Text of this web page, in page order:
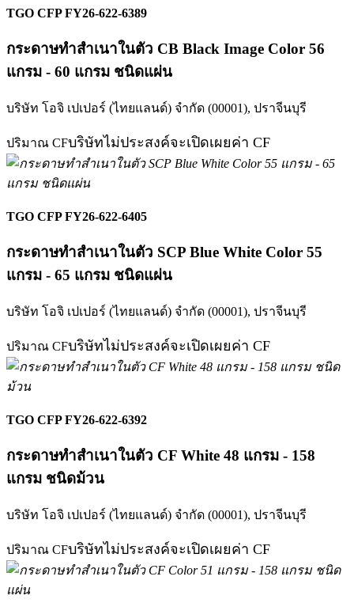
TGO CFP FY26-622-6389
กระดาษทำสำเนาในตัว CB Black Image Color 56
แกรม - 60 แกรม ชนิดแผ่น
บริษัท โอจิ เปเปอร์ (ไทยแลนด์) จำกัด (00001), ปราจีนบุรี
ปริมาณ CFบริษัทไม่ประสงค์จะเปิดเผยค่า CF
TGO CFP FY26-622-6405
กระดาษทำสำเนาในตัว SCP Blue White Color 55
แกรม - 65 แกรม ชนิดแผ่น
บริษัท โอจิ เปเปอร์ (ไทยแลนด์) จำกัด (00001), ปราจีนบุรี
ปริมาณ CFบริษัทไม่ประสงค์จะเปิดเผยค่า CF
TGO CFP FY26-622-6392
กระดาษทำสำเนาในตัว CF White 48 แกรม - 158
แกรม ชนิดม้วน
บริษัท โอจิ เปเปอร์ (ไทยแลนด์) จำกัด (00001), ปราจีนบุรี
ปริมาณ CFบริษัทไม่ประสงค์จะเปิดเผยค่า CF